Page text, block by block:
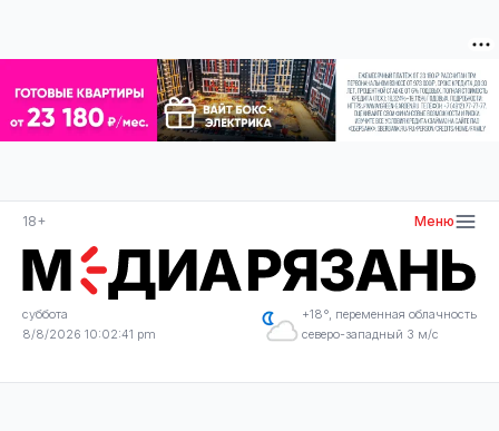
18+ Меню
суббота
8/8/2026 10:02:42 pm
+18°, переменная облачность
северо-западный 3 м/с